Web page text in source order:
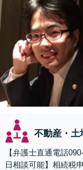
不動産・土
【弁護士直通電話
日相談可能】相続税